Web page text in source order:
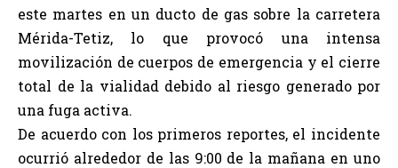
este martes en un ducto de gas sobre la carretera
Mérida-Tetiz, lo que provocó una intensa
movilización de cuerpos de emergencia y el cierre
total de la vialidad debido al riesgo generado por
una fuga activa.
De acuerdo con los primeros reportes, el incidente
ocurrió alrededor de las 9:00 de la mañana en uno